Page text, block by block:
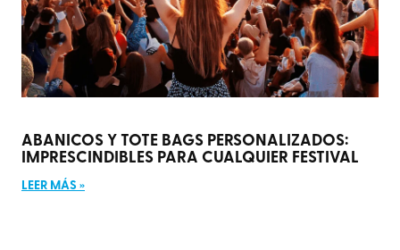
ABANICOS Y TOTE BAGS PERSONALIZADOS:
IMPRESCINDIBLES PARA CUALQUIER FESTIVAL
LEER MÁS »